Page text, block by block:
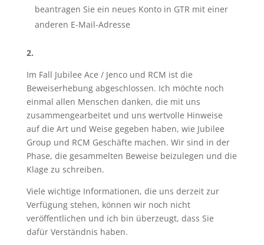
beantragen Sie ein neues Konto in GTR mit einer
anderen E-Mail-Adresse
2.
Im Fall Jubilee Ace / Jenco und RCM ist die
Beweiserhebung abgeschlossen. Ich möchte noch
einmal allen Menschen danken, die mit uns
zusammengearbeitet und uns wertvolle Hinweise
auf die Art und Weise gegeben haben, wie Jubilee
Group und RCM Geschäfte machen. Wir sind in der
Phase, die gesammelten Beweise beizulegen und die
Klage zu schreiben.
Viele wichtige Informationen, die uns derzeit zur
Verfügung stehen, können wir noch nicht
veröffentlichen und ich bin überzeugt, dass Sie
dafür Verständnis haben.